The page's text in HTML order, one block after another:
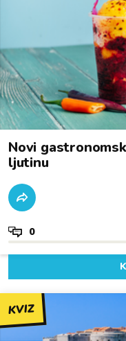
Novi
ljutinu
0
KVIZ